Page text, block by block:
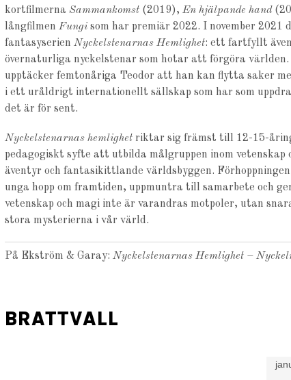
kortfilmerna Sammankomst(2019), En hjälpande hand
långfilmen Fungisom har premiär 2022. I november 2021
fantasyserien Nyckelstenarnas Hemlighet: ett fartfyllt
övernaturliga nyckelstenar som hotar att förgöra världen.
upptäcker femtonåriga Teodor att han kan flytta saker
i ett uråldrigt internationellt sällskap som har som
det är för sent.
Nyckelstenarnas hemlighetriktar sig främst till 12-15-
pedagogiskt syfte att utbilda målgruppen inom vetenskap
äventyr och fantasikittlande världsbyggen.
unga hopp om framtiden, uppmuntra till samarbete och
vetenskap och magi inte är varandras motpoler, utan
stora mysterierna i vår värld.
På Ekström & Garay: Nyckelstenarnas Hemlighet –